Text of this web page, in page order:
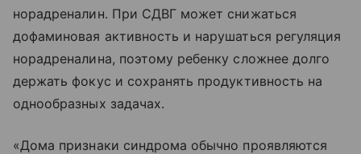
норадреналин. При СДВГ может снижаться
дофаминовая активность и нарушаться регуляция
норадреналина, поэтому ребенку сложнее долго
держать фокус и сохранять продуктивность на
однообразных задачах.
«Дома признаки синдрома обычно проявляются